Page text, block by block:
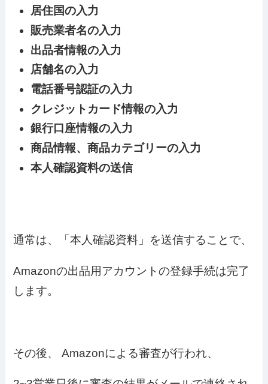
居住国の入力
販売業者名の入力
出品者情報の入力
店舗名の入力
電話番号認証の入力
クレジットカード情報の入力
銀行口座情報の入力
商品情報、商品カテゴリーの入力
本人確認資料の送信
通常は、「本人確認資料」を送信することで、
Amazonの出品用アカウントの登録手続は完了
します。
その後、 Amazonによる審査が行われ、